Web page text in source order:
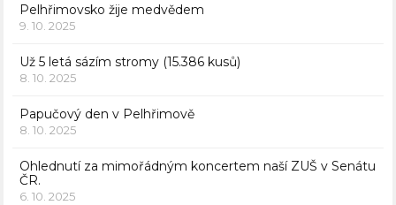
Pelhřimovsko žije medvědem
9. 10. 2025
Už 5 letá sázím stromy (15.386 kusů)
8. 10. 2025
Papučový den v Pelhřimově
8. 10. 2025
Ohlednutí za mimořádným koncertem naší ZUŠ v Senátu
ČR.
6. 10. 2025